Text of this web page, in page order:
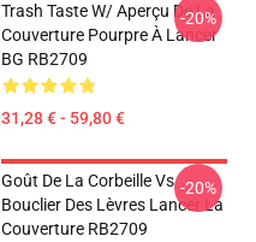
Trash Taste W/ Aperçu De La
Couverture Pourpre À Lancer
BG RB2709
31,28 € - 59,80 €
-20%
Goût De La Corbeille Vs
Bouclier Des Lèvres Lancer La
Couverture RB2709
-20%